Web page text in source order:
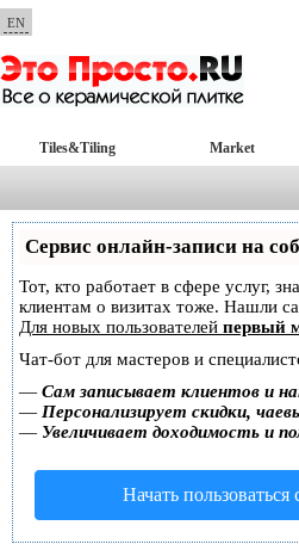
EN
Tiles&Tiling Market
Сервис онлайн-записи на
Тот, кто работает в сфере услуг,
клиентам о визитах тоже. Нашли
Для новых пользователей первый
Чат-бот для мастеров и
— Сам записывает клиентов и
— Персонализирует скидки,
— Увеличивает доходимость и
Начать пользоваться